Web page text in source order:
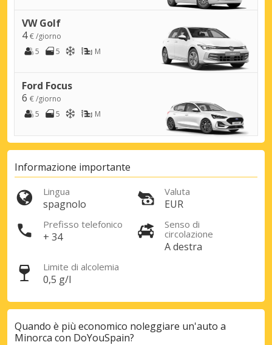
VW Golf
4€ /giorno
5
5 M
Ford Focus
6 € /giorno
5
5 M
Informazione importante
Lingua
spagnolo
Valuta
EUR
Prefisso telefonico
+ 34
Senso di
circolazione
A destra
Limite di alcolemia
0,5 g/l
Quando è più economico noleggiare un'auto a
Minorca con DoYouSpain?